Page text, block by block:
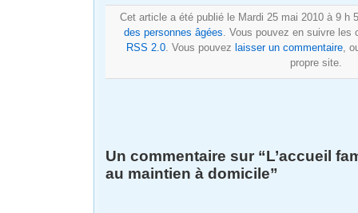
Cet article a été publié le Mardi 25 mai 2010 à 9 h
des personnes âgées. Vous pouvez en suivre les
RSS 2.0. Vous pouvez laisser un commentaire,
propre site.
Un commentaire sur “L’accueil
au maintien à domicile”